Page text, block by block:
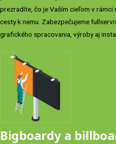
prezradíte, čo je Vaším cieľom v rámci
cesty k nemu. Zabezpečujeme
grafického spracovania, výroby aj
Bigboardy a